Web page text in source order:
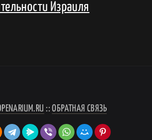
Израиля
::ОБРАТНАЯ СВЯЗЬ